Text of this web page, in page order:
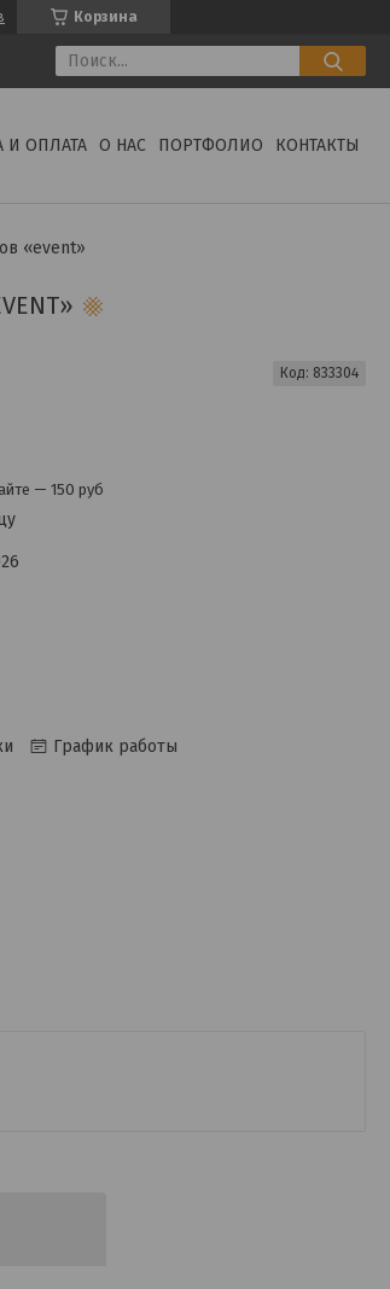
Корзина
И ОПЛАТА О НАС ПОРТФОЛИО КОНТАКТЫ
«event»
— 150 руб
Код: 833304
График работы